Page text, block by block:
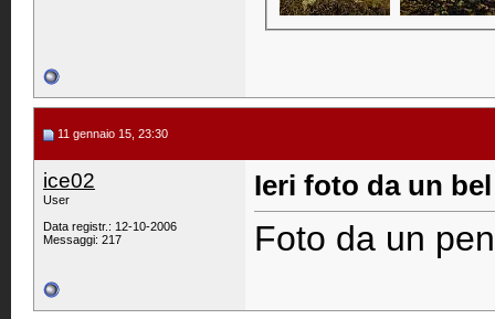
11 gennaio 15, 23:30
ice02
User
Data registr.: 12-10-2006
Messaggi: 217
Ieri foto da un
Foto da un